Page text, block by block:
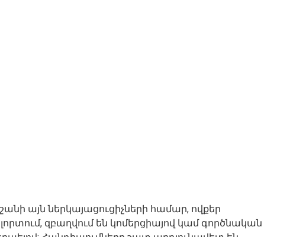
այն ներկայացուցիչների համար, ովքեր
զբաղվում են կոմերցիայով կամ գործնական